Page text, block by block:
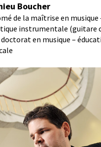
Boucher
de la maîtrise en musique
instrumentale (guitare
en musique –